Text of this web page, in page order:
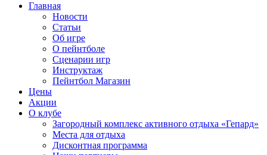
Главная
Новости
Статьи
Об игре
О пейнтболе
Сценарии игр
Инструктаж
Пейнтбол Магазин
Цены
Акции
О клубе
Загородный комплекс активного отдыха «Гепард»
Места для отдыха
Дисконтная программа